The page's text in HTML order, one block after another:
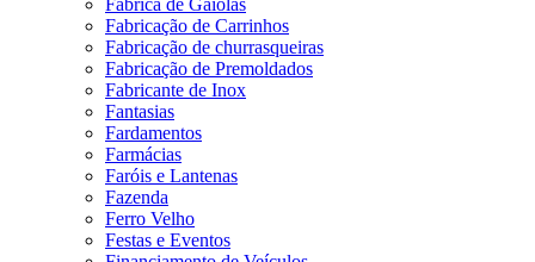
Fábrica de Gaiolas
Fabricação de Carrinhos
Fabricação de churrasqueiras
Fabricação de Premoldados
Fabricante de Inox
Fantasias
Fardamentos
Farmácias
Faróis e Lantenas
Fazenda
Ferro Velho
Festas e Eventos